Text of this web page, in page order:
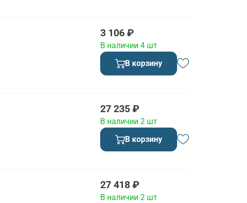
3 106 ₽
В наличии 4 шт
В корзину
27 235 ₽
В наличии 2 шт
В корзину
27 418 ₽
В наличии 2 шт